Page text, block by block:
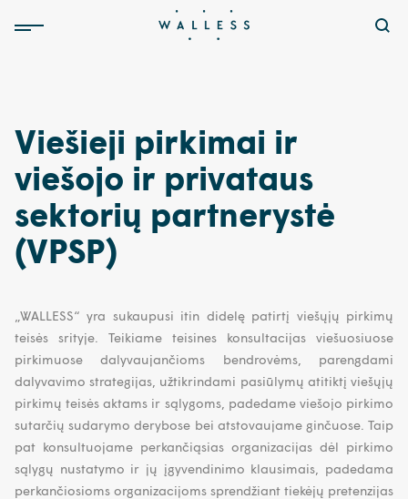
Viešieji pirkimai ir
viešojo ir privataus
sektorių partnerystė
(VPSP)
„WALLESS“ yra sukaupusi itin didelę patirtį viešųjų pirkimų
teisės srityje. Teikiame teisines konsultacijas viešuosiuose
pirkimuose dalyvaujančioms bendrovėms, parengdami
dalyvavimo strategijas, užtikrindami pasiūlymų atitiktį viešųjų
pirkimų teisės aktams ir sąlygoms, padedame viešojo pirkimo
sutarčių sudarymo derybose bei atstovaujame ginčuose. Taip
pat konsultuojame perkančiąsias organizacijas dėl pirkimo
sąlygų nustatymo ir jų įgyvendinimo klausimais, padedama
perkančiosioms organizacijoms sprendžiant tiekėjų pretenzijas